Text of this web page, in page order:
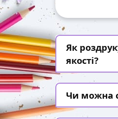
Як
якості?
Чи можна